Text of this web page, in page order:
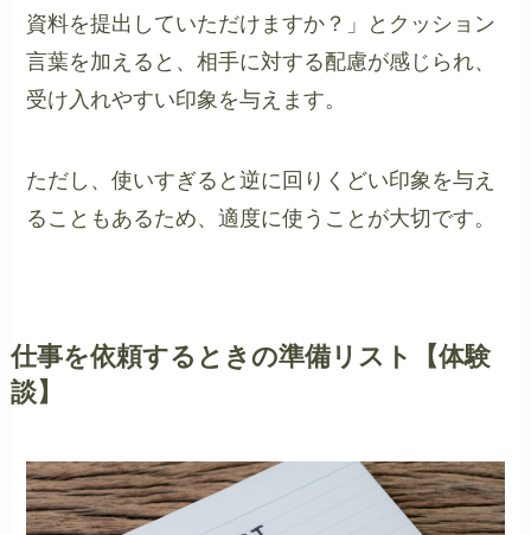
資料を提出していただけますか？」とクッション
言葉を加えると、相手に対する配慮が感じられ、
受け入れやすい印象を与えます。
ただし、使いすぎると逆に回りくどい印象を与え
ることもあるため、適度に使うことが大切です。
仕事を依頼するときの準備リスト【体験
談】